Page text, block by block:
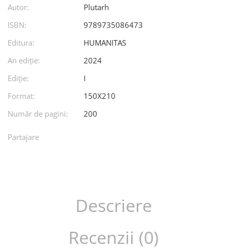
Autor:
Plutarh
ISBN:
9789735086473
Editura:
HUMANITAS
An ediţie:
2024
Ediţie:
I
Format:
150X210
Număr de pagini:
200
Partajare
Descriere
Recenzii (0)